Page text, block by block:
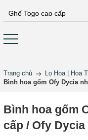
Trang chủ
Lọ Hoa | Hoa
Bình hoa gốm Ofy Dycia
Bình hoa gốm
cấp / Ofy Dycia